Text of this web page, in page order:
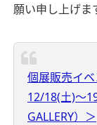
願い申し上げま
個展販売イ
12/18(土)〜
GALLERY）＞